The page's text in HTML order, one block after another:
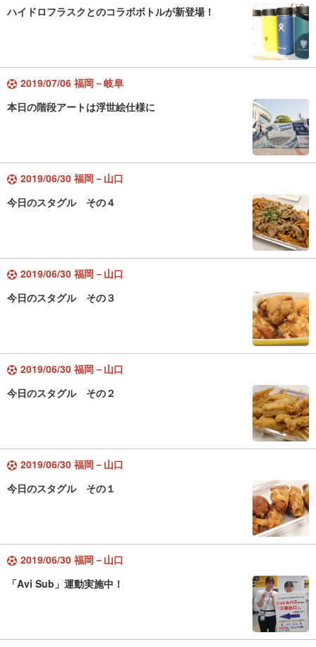
ハイドロフラスクとのコラボボトルが新登場！
2019/07/06 福岡－岐阜
本日の階段アートは浮世絵仕様に
2019/06/30 福岡－山口
今日のスタグル その４
2019/06/30 福岡－山口
今日のスタグル その３
2019/06/30 福岡－山口
今日のスタグル その２
2019/06/30 福岡－山口
今日のスタグル その１
2019/06/30 福岡－山口
「Avi Sub」運動実施中！